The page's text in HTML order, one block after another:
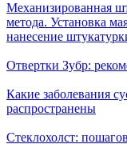
Механизированная
метода. Установка
нанесение
Отвертки Зубр:
Какие заболевания
распространены
Стеклохолст: